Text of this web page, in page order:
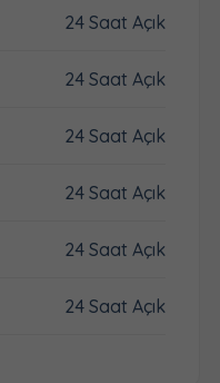
24 Saat Açık
24 Saat Açık
24 Saat Açık
24 Saat Açık
24 Saat Açık
24 Saat Açık